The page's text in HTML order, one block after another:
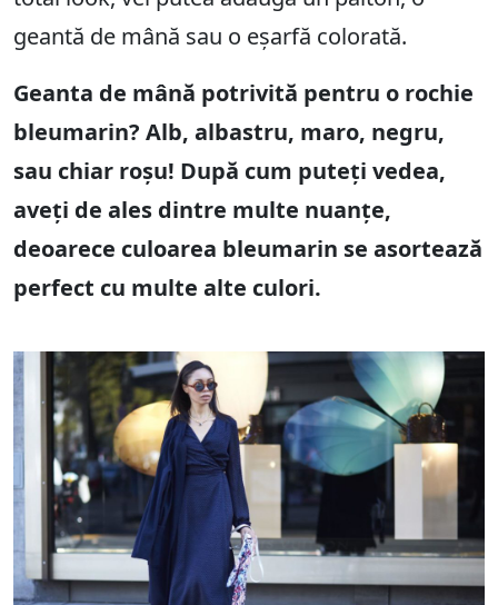
geantă de mână sau o eșarfă colorată.
Geanta de mână potrivită pentru o rochie
bleumarin? Alb, albastru, maro, negru,
sau chiar roșu! După cum puteți vedea,
aveți de ales dintre multe nuanțe,
deoarece culoarea bleumarin se asortează
perfect cu multe alte culori.